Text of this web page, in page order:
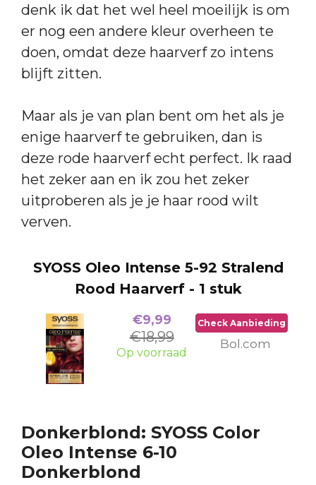
denk ik dat het wel heel moeilijk is om
er nog een andere kleur overheen te
doen, omdat deze haarverf zo intens
blijft zitten.
Maar als je van plan bent om het als je
enige haarverf te gebruiken, dan is
deze rode haarverf echt perfect. Ik raad
het zeker aan en ik zou het zeker
uitproberen als je je haar rood wilt
verven.
SYOSS Oleo Intense 5-92 Stralend
Rood Haarverf - 1 stuk
€9,99
€18,99
Op voorraad
Check Aanbieding
Bol.com
Donkerblond: SYOSS Color
Oleo Intense 6-10
Donkerblond